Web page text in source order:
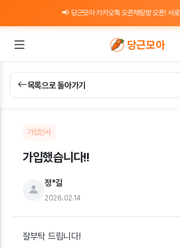
📢 당근모아 카카오톡 오픈채팅방 오픈! 서
당근모아
목록으로 돌아가기
가입인사
가입했습니다!!
정*길
2026.02.14
잘부탁 드립니다!